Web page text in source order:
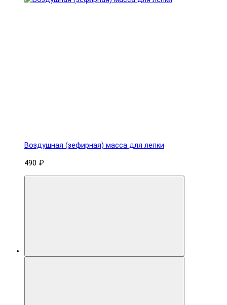
Воздушная (зефирная) масса для лепки
490 ₽